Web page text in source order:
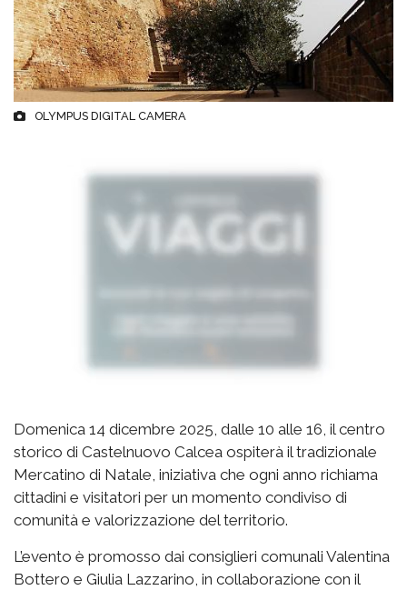
OLYMPUS DIGITAL CAMERA
Domenica 14 dicembre 2025, dalle 10 alle 16, il centro
storico di Castelnuovo Calcea ospiterà il tradizionale
Mercatino di Natale, iniziativa che ogni anno richiama
cittadini e visitatori per un momento condiviso di
comunità e valorizzazione del territorio.
L’evento è promosso dai consiglieri comunali Valentina
Bottero e Giulia Lazzarino, in collaborazione con il